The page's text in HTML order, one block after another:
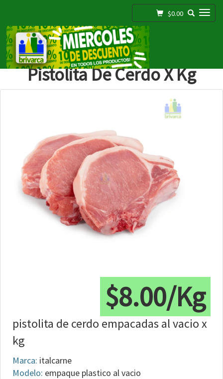
Toggle navigation
$0.00
Pistolita De Cerdo X Kg
$8.00/Kg
pistolita de cerdo empacadas al vacio x
kg
Marca: italcarne
Modelo: empaque plastico al vacio